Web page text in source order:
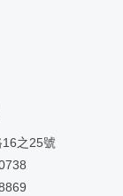
16之25號